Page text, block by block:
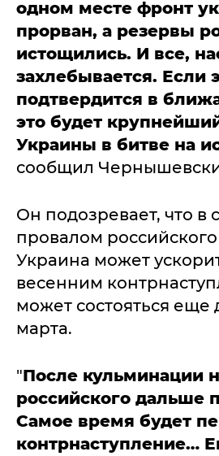
одном месте фронт
прорван, а резервы
истощились. И все,
захлебывается. Если
подтвердится в
это будет
Украины в битве на
сообщил
Он подозревает, что в
провалом
Украина может
весенним
может состояться еще
марта.
"После кульминации
российского дальше
Самое время будет
контрнаступление…